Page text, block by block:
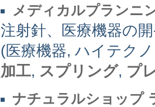
メディカルプランニ
注射針、医療機器の
(医療機器, ハイテク
加工, スプリング, プ
ナチュラルショップ